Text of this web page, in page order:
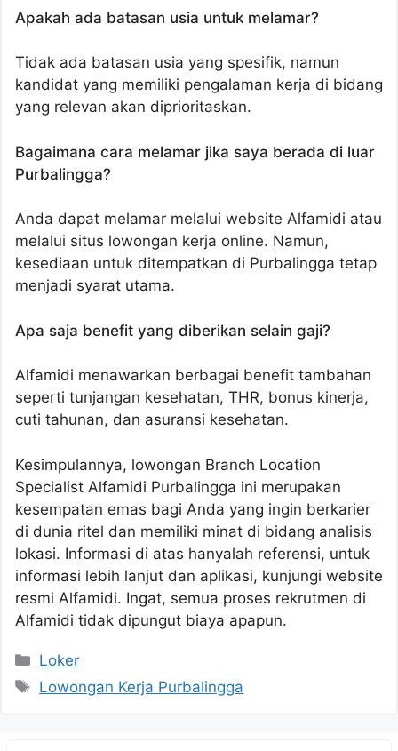
Apakah ada batasan usia untuk melamar?
Tidak ada batasan usia yang spesifik, namun
kandidat yang memiliki pengalaman kerja di bidang
yang relevan akan diprioritaskan.
Bagaimana cara melamar jika saya berada di luar
Purbalingga?
Anda dapat melamar melalui website Alfamidi atau
melalui situs lowongan kerja online. Namun,
kesediaan untuk ditempatkan di Purbalingga tetap
menjadi syarat utama.
Apa saja benefit yang diberikan selain gaji?
Alfamidi menawarkan berbagai benefit tambahan
seperti tunjangan kesehatan, THR, bonus kinerja,
cuti tahunan, dan asuransi kesehatan.
Kesimpulannya, lowongan Branch Location
Specialist Alfamidi Purbalingga ini merupakan
kesempatan emas bagi Anda yang ingin berkarier
di dunia ritel dan memiliki minat di bidang analisis
lokasi. Informasi di atas hanyalah referensi, untuk
informasi lebih lanjut dan aplikasi, kunjungi website
resmi Alfamidi. Ingat, semua proses rekrutmen di
Alfamidi tidak dipungut biaya apapun.
Kategori
Loker
Tag
Lowongan Kerja Purbalingga